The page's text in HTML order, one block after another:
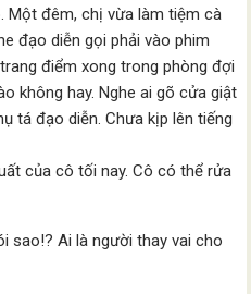
Một đêm, chị vừa làm tiệm cà
đạo diễn gọi phải vào phim
điểm xong trong phòng đợi
không hay. Nghe ai gõ cửa giật
tá đạo diễn. Chưa kịp lên tiếng
của cô tối nay. Cô có thể rửa
sao!? Ai là người thay vai cho